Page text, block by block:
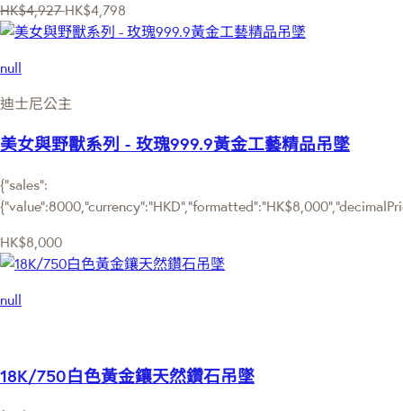
HK$4,927 HK$4,798
null
迪士尼公主
美女與野獸系列 - 玫瑰999.9黃金工藝精品吊墜
{"sales":
HK$8,000
null
18K/750白色黃金鑲天然鑽石吊墜